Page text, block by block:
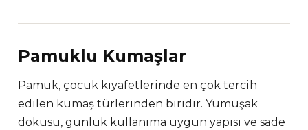
Pamuklu Kumaşlar
Pamuk, çocuk kıyafetlerinde en çok tercih
edilen kumaş türlerinden biridir. Yumuşak
dokusu, günlük kullanıma uygun yapısı ve sade